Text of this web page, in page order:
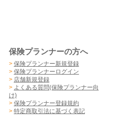
保険プランナーの方へ
> 保険プランナー新規登録
> 保険プランナーログイン
> 店舗新規登録
> よくある質問(保険プランナー向
け)
> 保険プランナー登録規約
> 特定商取引法に基づく表記